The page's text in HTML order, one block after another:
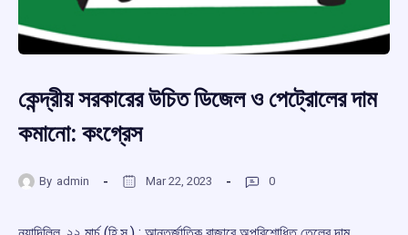
কেন্দ্রীয় সরকারের উচিত ডিজেল ও পেট্রোলের দাম
কমানো: কংগ্রেস
By admin Mar 22, 2023 0